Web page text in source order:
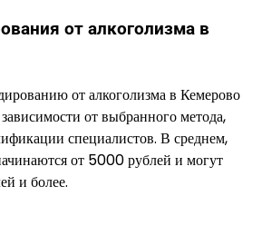
от алкоголизма в
от алкоголизма в Кемерово
от выбранного метода,
специалистов. В среднем,
от 5000 рублей и могут
и более.